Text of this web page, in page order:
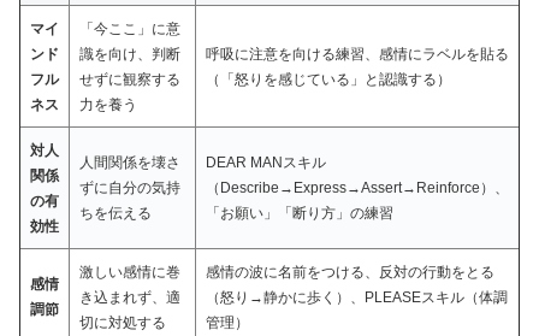
マイ
ンド
フル
ネス
「今ここ」に意
識を向け、判断
せずに観察する
力を養う
呼吸に注意を向ける練習、感情にラベルを貼る
（「怒りを感じている」と認識する）
対人
関係
の有
効性
人間関係を壊さ
ずに自分の気持
ちを伝える
DEAR MANスキル
（Describe→Express→Assert→Reinforce）、
「お願い」「断り方」の練習
感情
調節
激しい感情に巻
き込まれず、適
切に対処する
感情の波に名前をつける、反対の行動をとる
（怒り→静かに歩く）、PLEASEスキル（体調
管理）